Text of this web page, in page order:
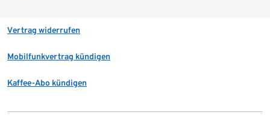
Vertrag widerrufen
Mobilfunkvertrag kündigen
Kaffee-Abo kündigen